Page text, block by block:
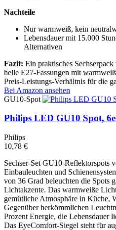
Nachteile
Nur warmweiß, kein
Lebensdauer mit 15.000
Alternativen
Fazit: Ein praktisches
helle E27-Fassungen mit
Preis-Leistungs-Verhältnis für die
Bei Amazon ansehen
GU10-Spot
Philips LED GU10 Spot,
Philips
10,78 €
Sechser-Set GU10-Reflektorspots
Einbauleuchten und
von 36 Grad beleuchten die Spots
Lichtakzente. Das warmweiße
gemütliche Atmosphäre in Küche,
Gegenüber herkömmlichen
Prozent Energie, die Lebensdauer
Das EyeComfort-Siegel steht für